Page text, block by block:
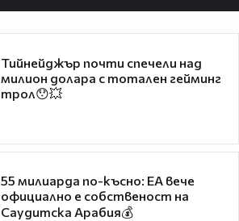
Тийнейджър почти спечели над
милион долара с тотален гейминг
трол😯💥
55 милиарда по-късно: EA вече
официално е собственост на
Саудитска Арабия💰